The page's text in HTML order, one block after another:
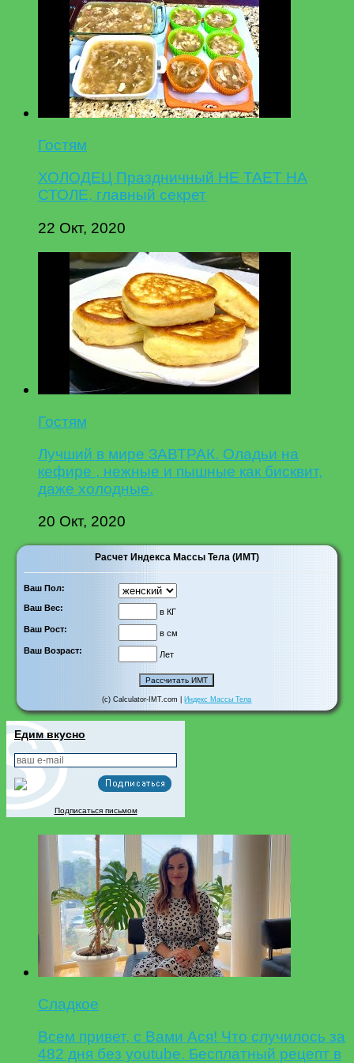
Гостям
ХОЛОДЕЦ Праздничный НЕ ТАЕТ НА
СТОЛЕ, главный секрет
22 Окт, 2020
Гостям
Лучший в мире ЗАВТРАК. Оладьи на
кефире , нежные и пышные как бисквит,
даже холодные.
20 Окт, 2020
Расчет Индекса Массы Тела (ИМТ)
Ваш Пол:
Ваш Вес:
в КГ
Ваш Рост:
в см
Ваш Возраст:
Лет
(c) Calculator-IMT.com | Индекс Массы Тела
Едим вкусно
Подписаться письмом
Сладкое
Всем привет, с Вами Ася! Что случилось за
482 дня без youtube. Бесплатный рецепт в